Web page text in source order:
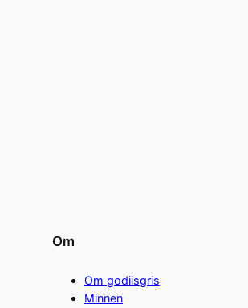
Om
Om godiisgris
Minnen